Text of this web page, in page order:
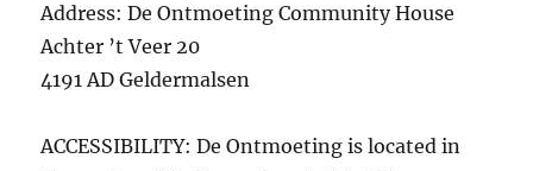
Address: De Ontmoeting Community House
Achter ’t Veer 20
4191 AD Geldermalsen
ACCESSIBILITY: De Ontmoeting is located in